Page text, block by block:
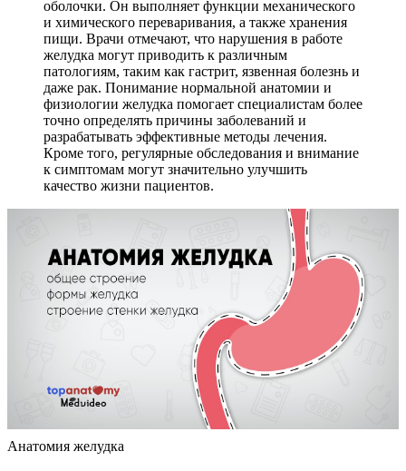
оболочки. Он выполняет функции механического
и химического переваривания, а также хранения
пищи. Врачи отмечают, что нарушения в работе
желудка могут приводить к различным
патологиям, таким как гастрит, язвенная болезнь и
даже рак. Понимание нормальной анатомии и
физиологии желудка помогает специалистам более
точно определять причины заболеваний и
разрабатывать эффективные методы лечения.
Кроме того, регулярные обследования и внимание
к симптомам могут значительно улучшить
качество жизни пациентов.
Анатомия желудка